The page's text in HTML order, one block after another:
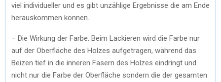
viel individueller und es gibt unzählige Ergebnisse die am Ende
herauskommen können.
– Die Wirkung der Farbe. Beim Lackieren wird die Farbe nur
auf der Oberfläche des Holzes aufgetragen, während das
Beizen tief in die inneren Fasern des Holzes eindringt und
nicht nur die Farbe der Oberfläche sondern die der gesamten